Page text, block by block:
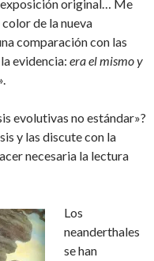
original… Me
de la nueva
comparación con las
evidencia: era el mismo y
evolutivas no estándar»?
y las discute con la
necesaria la lectura
Los
neanderthales
se han